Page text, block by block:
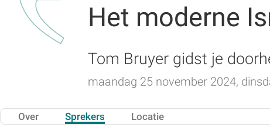
Het moderne
Tom Bruyer gidst je
maandag 25 november 2024,
Over Sprekers Locatie